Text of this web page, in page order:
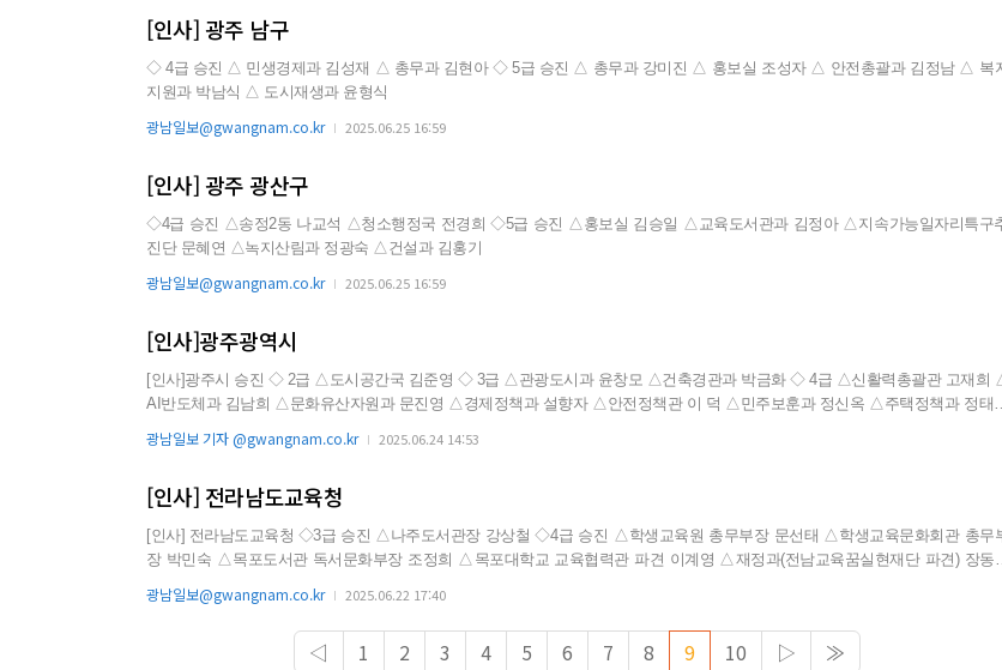
[인사] 광주 남구
◇ 4급 승진 △ 민생경제과 김성재 △ 총무과 김현아 ◇ 5급 승진 △ 총무과 강미진 △ 홍보실 조성자 △ 안전총괄과 김정남 △ 복지
지원과 박남식 △ 도시재생과 윤형식
광남일보@gwangnam.co.kr 2025.06.25 16:59
[인사] 광주 광산구
◇4급 승진 △송정2동 나교석 △청소행정국 전경희 ◇5급 승진 △홍보실 김승일 △교육도서관과 김정아 △지속가능일자리특구추
진단 문혜연 △녹지산림과 정광숙 △건설과 김홍기
광남일보@gwangnam.co.kr 2025.06.25 16:59
[인사]광주광역시
[인사]광주시 승진 ◇ 2급 △도시공간국 김준영 ◇ 3급 △관광도시과 윤창모 △건축경관과 박금화 ◇ 4급 △신활력총괄관 고재희 △
AI반도체과 김남희 △문화유산자원과 문진영 △경제정책과 설향자 △안전정책관 이 덕 △민주보훈과 정신옥 △주택정책과 정태정
정책기획관 강성용 △감사위...
광남일보 기자 @gwangnam.co.kr 2025.06.24 14:53
[인사] 전라남도교육청
[인사] 전라남도교육청 ◇3급 승진 △나주도서관장 강상철 ◇4급 승진 △학생교육원 총무부장 문선태 △학생교육문화회관 총무부
장 박민숙 △목포도서관 독서문화부장 조정희 △목포대학교 교육협력관 파견 이계영 △재정과(전남교육꿈실현재단 파견) 장동준
교육원 분원장 한근수 △국제교육원 총무부장 장행운 △광양평생교육관장 오준경 △장성도서...
광남일보@gwangnam.co.kr 2025.06.22 17:40
◁ 1 2 3 4 5 6 7 8 9 10 ▷ ≫